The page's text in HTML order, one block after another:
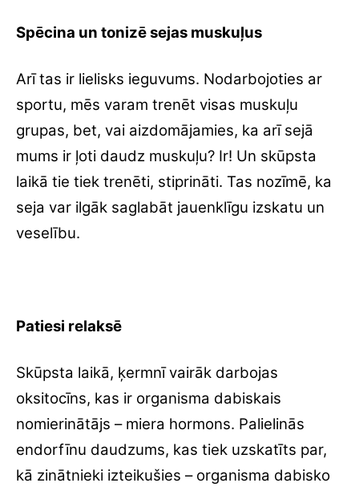
Spēcina un tonizē sejas muskuļus
Arī tas ir lielisks ieguvums. Nodarbojoties ar
sportu, mēs varam trenēt visas muskuļu
grupas, bet, vai aizdomājamies, ka arī sejā
mums ir ļoti daudz muskuļu? Ir! Un skūpsta
laikā tie tiek trenēti, stiprināti. Tas nozīmē, ka
seja var ilgāk saglabāt jauenklīgu izskatu un
veselību.
Patiesi relaksē
Skūpsta laikā, ķermnī vairāk darbojas
oksitocīns, kas ir organisma dabiskais
nomierinātājs – miera hormons. Palielinās
endorfīnu daudzums, kas tiek uzskatīts par,
kā zinātnieki izteikušies – organisma dabisko